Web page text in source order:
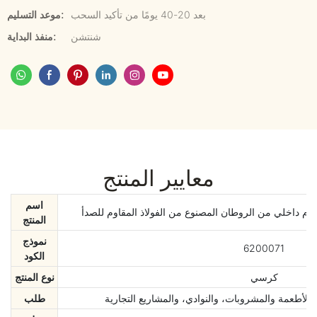
موعد التسليم:
بعد 20-40 يومًا من تأكيد السحب
منفذ البداية:
شنتشن
معايير المنتج
اسم
المنتج
داخلي من الروطان المصنوع من الفولاذ المقاوم للصدأ
نموذج
الكود
6200071
نوع المنتج
كرسي
طلب
والمشروبات، والنوادي، والمشاريع التجارية